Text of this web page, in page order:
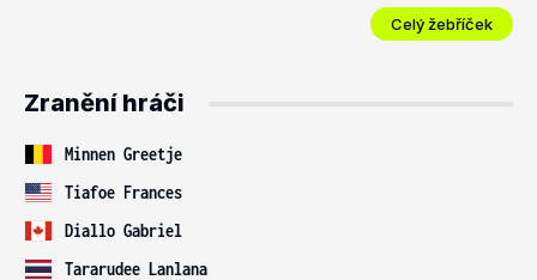
Celý žebříček
Zranění hráči
Minnen Greetje
Tiafoe Frances
Diallo Gabriel
Tararudee Lanlana